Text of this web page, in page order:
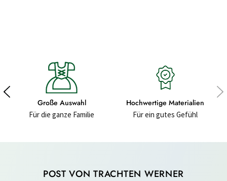
Große Auswahl
Für die ganze Familie
Hochwertige Materialien
Für ein gutes Gefühl
POST VON TRACHTEN WERNER